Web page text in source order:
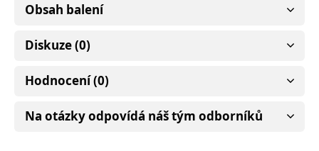
Obsah balení
Diskuze (0)
Hodnocení (0)
Na otázky odpovídá náš tým odborníků